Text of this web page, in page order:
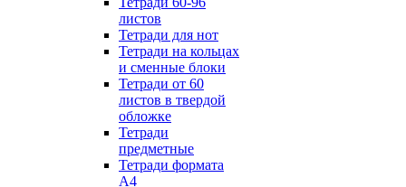
листов
Тетради для нот
Тетради на кольцах
и сменные блоки
Тетради от 60
листов в твердой
обложке
Тетради
предметные
Тетради формата
А4